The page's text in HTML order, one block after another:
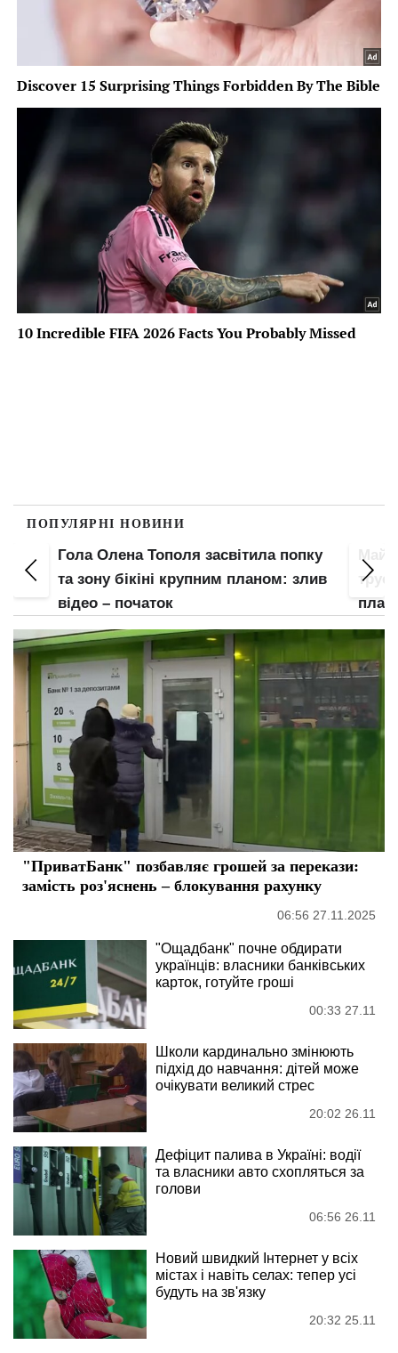
ПОПУЛЯРНІ НОВИНИ
Майже гола Леся Нікітюк спустила
труси і засвітила груди крупним
планом
неї
"ПриватБанк" позбавляє грошей за перекази:
замість роз'яснень – блокування рахунку
06:56 27.11.2025
"Ощадбанк" почне обдирати
українців: власники банківських
карток, готуйте гроші
00:33 27.11
Школи кардинально змінюють
підхід до навчання: дітей може
очікувати великий стрес
20:02 26.11
Дефіцит палива в Україні: водії
та власники авто схопляться за
голови
06:56 26.11
Новий швидкий Інтернет у всіх
містах і навіть селах: тепер усі
будуть на зв'язку
20:32 25.11